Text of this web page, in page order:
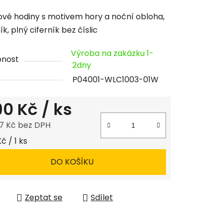
hodiny s motivem hory a noční obloha,
plný ciferník bez číslic
Výroba na zakázku 1-
2dny
P04001-WLC1003-01W
Kč / ks
Kč bez DPH
cena:
/ 1 ks
DO KOŠÍKU
Zeptat se Sdílet